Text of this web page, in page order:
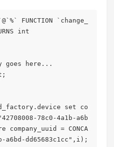
FUNCTION `change_
int
78c0-4a1b-a6b
= CONCA
a6bd-dd65683c1cc",i);